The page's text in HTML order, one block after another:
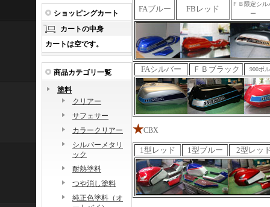
ショッピングカート
カートの中身
カートは空です。
商品カテゴリ一覧
塗料
クリアー
サフェサー
カラークリアー
シルバーメタリ
ック
耐熱塗料
つや消し塗料
純正色塗料（オ
FAブルー FBレッド
ＦＢ限定シル
ー
FAシルバー ＦＢブラック 900ボ
★CBX
1型レッド 1型ブルー 2型レッ